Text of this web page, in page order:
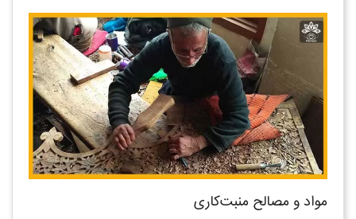
مواد و مصالح منبت‌کاری